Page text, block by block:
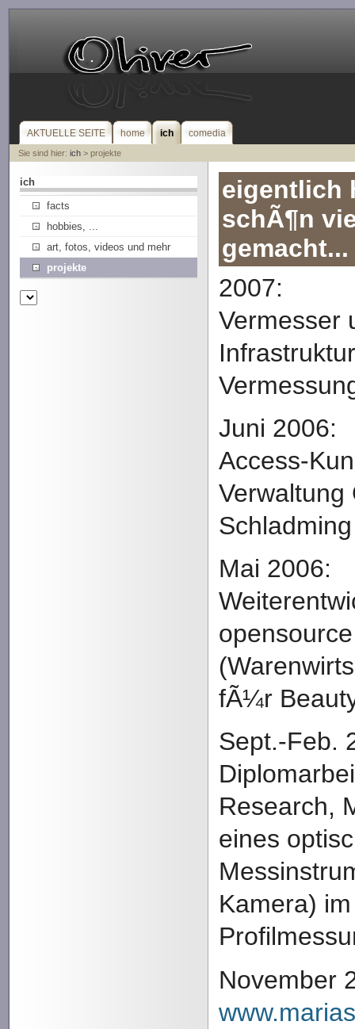
AKTUELLE SEITE home ich comedia
Sie sind hier: ich> projekte
ich
facts
hobbies, ...
art, fotos, videos und mehr
projekte
eigentlich
schÃ¶n
2007:
Vermesser
Juni 2006:
Access-
Verwaltung
Schladming
Mai 2006:
opensource
fÃ¼r
Sept.-Feb.
Research,
eines
Kamera)
November